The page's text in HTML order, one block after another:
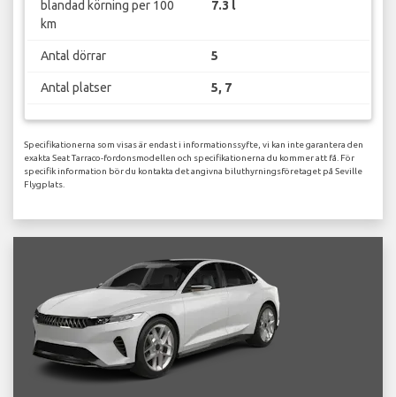
blandad körning per 100
km
7.3 l
Antal dörrar 5
Antal platser 5, 7
Specifikationerna som visas är endast i informationssyfte, vi kan inte garantera den
exakta Seat Tarraco-fordonsmodellen och specifikationerna du kommer att få. För
specifik information bör du kontakta det angivna biluthyrningsföretaget på Seville
Flygplats.